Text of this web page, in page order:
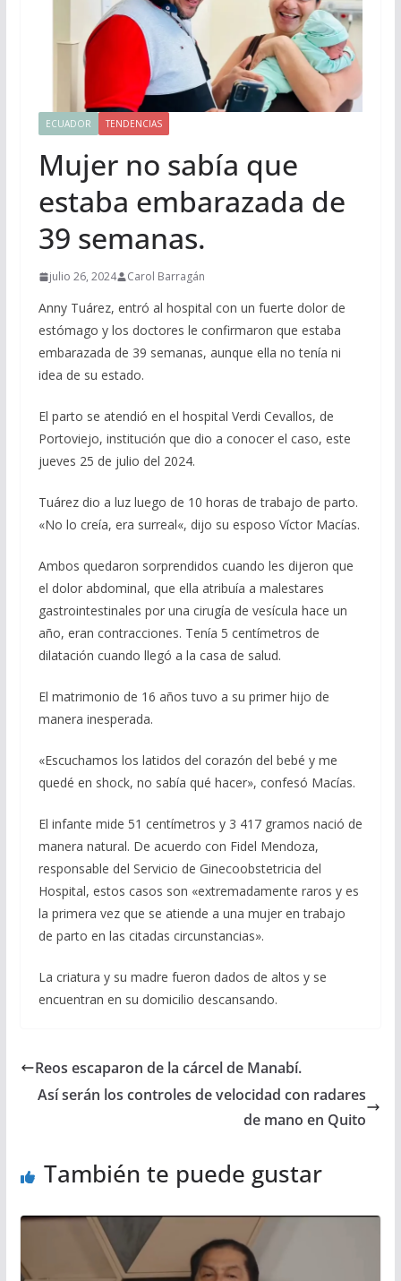
ECUADOR TENDENCIAS
Mujer no sabía que
estaba embarazada de
39 semanas.
julio 26, 2024 Carol Barragán
Anny Tuárez, entró al hospital con un fuerte dolor de
estómago y los doctores le confirmaron que estaba
embarazada de 39 semanas, aunque ella no tenía ni
idea de su estado.
El parto se atendió en el hospital Verdi Cevallos, de
Portoviejo, institución que dio a conocer el caso, este
jueves 25 de julio del 2024.
Tuárez dio a luz luego de 10 horas de trabajo de parto.
«No lo creía, era surreal«, dijo su esposo Víctor Macías.
Ambos quedaron sorprendidos cuando les dijeron que
el dolor abdominal, que ella atribuía a malestares
gastrointestinales por una cirugía de vesícula hace un
año, eran contracciones. Tenía 5 centímetros de
dilatación cuando llegó a la casa de salud.
El matrimonio de 16 años tuvo a su primer hijo de
manera inesperada.
«Escuchamos los latidos del corazón del bebé y me
quedé en shock, no sabía qué hacer», confesó Macías.
El infante mide 51 centímetros y 3 417 gramos nació de
manera natural. De acuerdo con Fidel Mendoza,
responsable del Servicio de Ginecoobstetricia del
Hospital, estos casos son «extremadamente raros y es
la primera vez que se atiende a una mujer en trabajo
de parto en las citadas circunstancias».
La criatura y su madre fueron dados de altos y se
encuentran en su domicilio descansando.
Reos escaparon de la cárcel de Manabí.
Así serán los controles de velocidad con radares
de mano en Quito
También te puede gustar